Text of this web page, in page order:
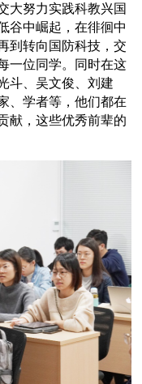
大努力实践科教兴国
谷中崛起，在徘徊中
到转向国防科技，交
一位同学。同时在这
斗、吴文俊、刘建
、学者等，他们都在
献，这些优秀前辈的